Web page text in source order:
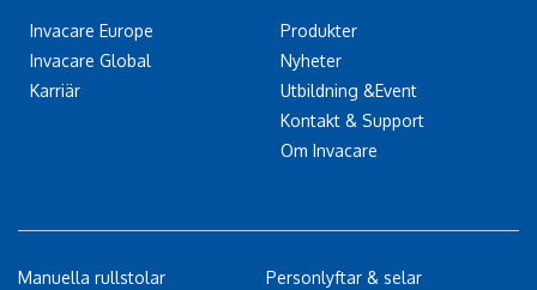
Invacare Europe
Invacare Global
Karriär
Produkter
Nyheter
Utbildning &Event
Kontakt & Support
Om Invacare
Manuella rullstolar
Personlyftar & selar